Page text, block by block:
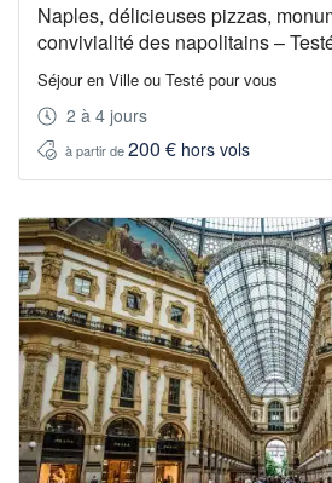
Naples, délicieuses pizzas,
convivialité des napolitains –
Séjour en Ville ou Testé pour vous
2 à 4 jours
à partir de200 € hors vols